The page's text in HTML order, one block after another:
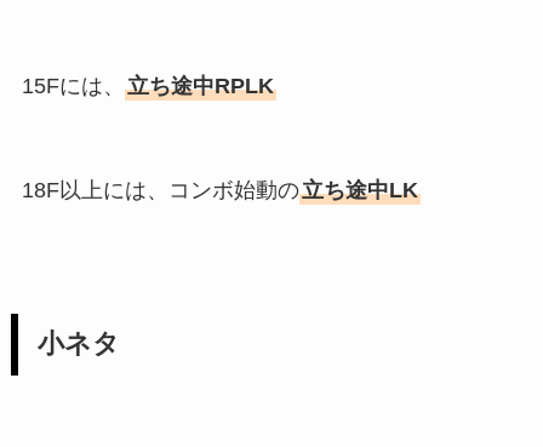
15Fには、 立ち途中RPLK
18F以上には、コンボ始動の立ち途中LK
小ネタ